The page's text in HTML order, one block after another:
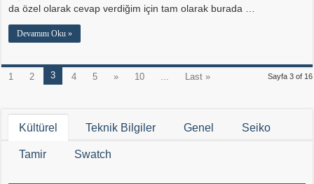
da özel olarak cevap verdiğim için tam olarak burada …
Devamını Oku »
Sayfa 3 of 16
1 2 3 4 5 » 10 Last »
Kültürel Teknik Bilgiler Genel Seiko
Tamir Swatch